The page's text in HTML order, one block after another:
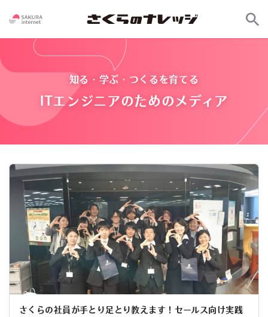
知る・学ぶ・つくるを育てる
ITエンジニアのためのメディア
さくらの社員が手とり足とり教えます！セールス向け実践